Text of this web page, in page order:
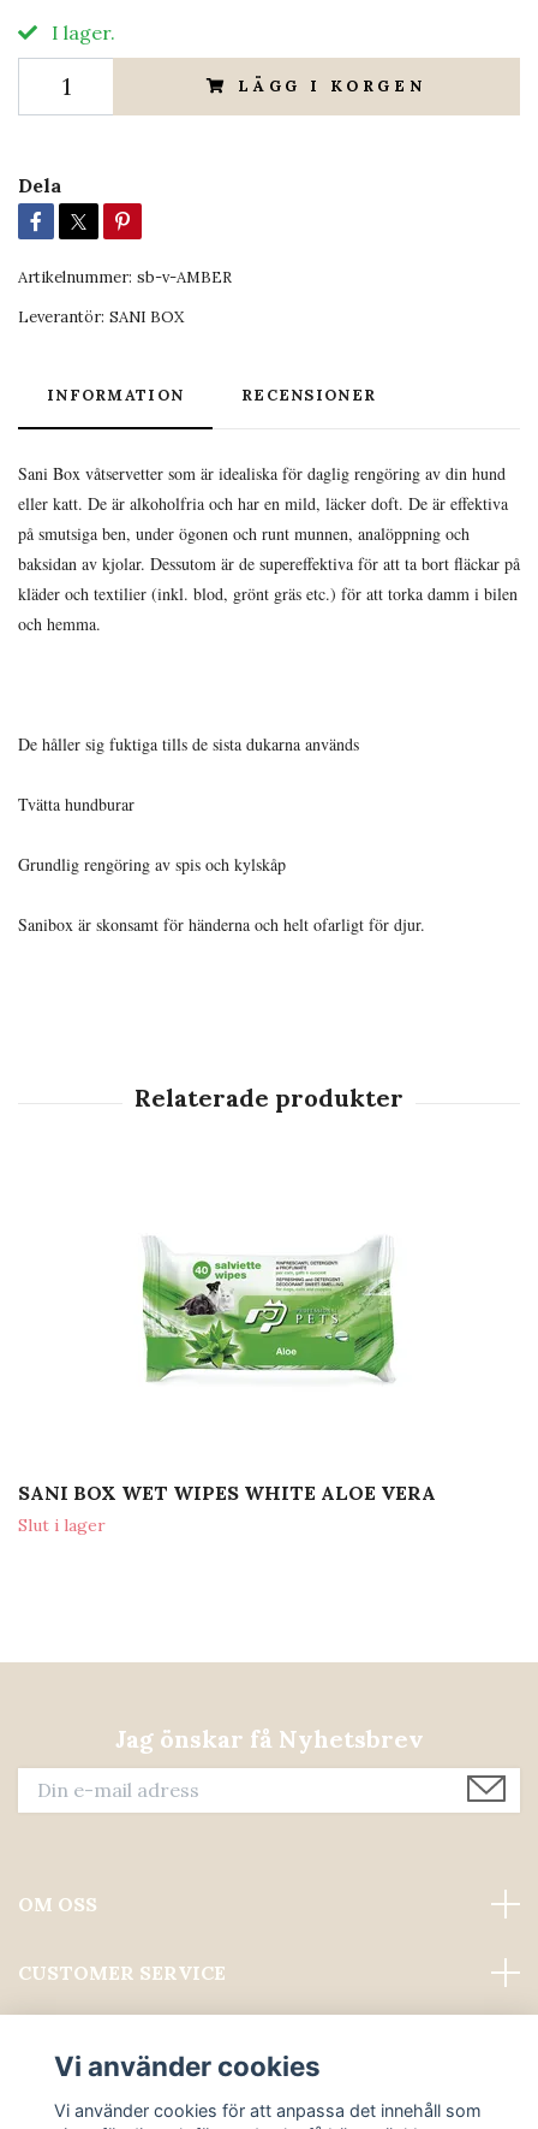
I lager.
LÄGG I KORGEN
Dela
Artikelnummer: sb-v-AMBER
Leverantör: SANI BOX
INFORMATION RECENSIONER
Sani Box våtservetter som är idealiska för daglig rengöring av din hund
eller katt. De är alkoholfria och har en mild, läcker doft. De är effektiva
på smutsiga ben, under ögonen och runt munnen, analöppning och
baksidan av kjolar. Dessutom är de supereffektiva för att ta bort fläckar på
kläder och textilier (inkl. blod, grönt gräs etc.) för att torka damm i bilen
och hemma.
De håller sig fuktiga tills de sista dukarna används
Tvätta hundburar
Grundlig rengöring av spis och kylskåp
Sanibox är skonsamt för händerna och helt ofarligt för djur.
SANI BOX WET WIPES WHITE ALOE VERA
Slut i lager
Jag önskar få Nyhetsbrev
OM OSS
CUSTOMER SERVICE
Sociala medier
Vi använder cookies
Vi använder cookies för att anpassa det innehåll som